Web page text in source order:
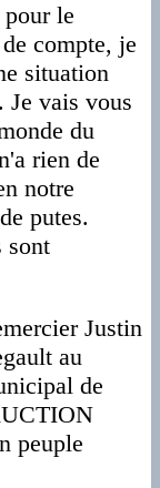
le
compte, je
situation
Je vais vous
du
rien de
notre
putes.
sont
Justin
au
de
peuple